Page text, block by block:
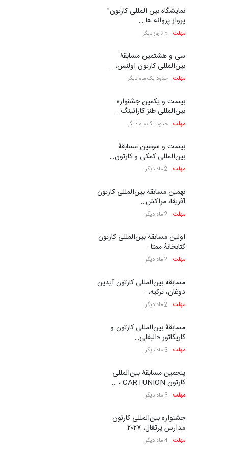
نمایشگاه بین المللی کارتون”
پرواز پروانه ها …
مهلت 25 روز دیگر
سی و هشتمین مسابقۀ
بین‌المللی کارتون اولنس، …
مهلت حدود یک ماه دیگر
بیست و یکمین جشنواره
بین‌المللی طنز کاراتینگ…
مهلت حدود یک ماه دیگر
بیست و سومین مسابقۀ
بین‌المللی کمکی و کارتون…
مهلت 2 ماه دیگر
نهمین مسابقۀ بین‌المللی کارتون
آفریقا، مراکش…
مهلت 2 ماه دیگر
اولین مسابقۀ بین‌المللی کارتون
کتابخانۀ ممتا…
مهلت 2 ماه دیگر
مسابقه بین‌المللی کارتون آیدین
دوغان، ترکیه،…
مهلت 2 ماه دیگر
مسابقۀ بین‌المللی کارتون و
کاریکاتور «البغلی…
مهلت 3 ماه دیگر
پنجمین مسابقۀ بین‌المللی
کارتون CARTUNION ، …
مهلت 3 ماه دیگر
جشنواره بین‌المللی کارتون
مدارس پرتغال، ۲۰۲۷
مهلت 4 ماه دیگر